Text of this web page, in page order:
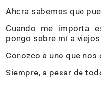
Ahora sabemos que
Cuando me importa
pongo sobre mí a
Conozco a uno que nos
Siempre, a pesar de